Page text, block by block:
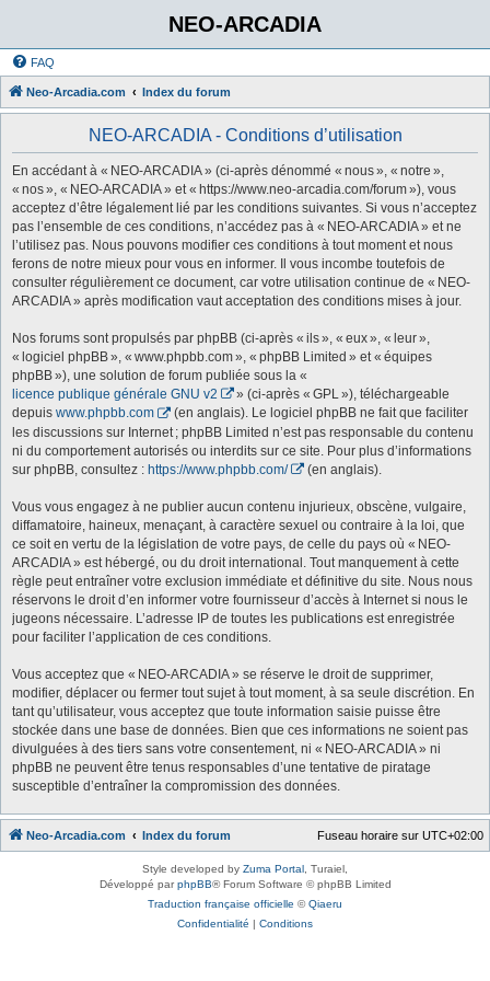
NEO-ARCADIA
FAQ
Neo-Arcadia.com Index du forum
NEO-ARCADIA - Conditions d’utilisation
En accédant à « NEO-ARCADIA » (ci-après dénommé « nous », « notre »,
« nos », « NEO-ARCADIA » et « https://www.neo-arcadia.com/forum »), vous
acceptez d’être légalement lié par les conditions suivantes. Si vous n’acceptez
pas l’ensemble de ces conditions, n’accédez pas à « NEO-ARCADIA » et ne
l’utilisez pas. Nous pouvons modifier ces conditions à tout moment et nous
ferons de notre mieux pour vous en informer. Il vous incombe toutefois de
consulter régulièrement ce document, car votre utilisation continue de « NEO-
ARCADIA » après modification vaut acceptation des conditions mises à jour.
Nos forums sont propulsés par phpBB (ci-après « ils », « eux », « leur »,
« logiciel phpBB », « www.phpbb.com », « phpBB Limited » et « équipes
phpBB »), une solution de forum publiée sous la «
licence publique générale GNU v2
» (ci-après « GPL »), téléchargeable
depuis www.phpbb.com
(en anglais). Le logiciel phpBB ne fait que faciliter
les discussions sur Internet ; phpBB Limited n’est pas responsable du contenu
ni du comportement autorisés ou interdits sur ce site. Pour plus d’informations
sur phpBB, consultez : https://www.phpbb.com/ (en anglais).
Vous vous engagez à ne publier aucun contenu injurieux, obscène, vulgaire,
diffamatoire, haineux, menaçant, à caractère sexuel ou contraire à la loi, que
ce soit en vertu de la législation de votre pays, de celle du pays où « NEO-
ARCADIA » est hébergé, ou du droit international. Tout manquement à cette
règle peut entraîner votre exclusion immédiate et définitive du site. Nous nous
réservons le droit d’en informer votre fournisseur d’accès à Internet si nous le
jugeons nécessaire. L’adresse IP de toutes les publications est enregistrée
pour faciliter l’application de ces conditions.
Vous acceptez que « NEO-ARCADIA » se réserve le droit de supprimer,
modifier, déplacer ou fermer tout sujet à tout moment, à sa seule discrétion. En
tant qu’utilisateur, vous acceptez que toute information saisie puisse être
stockée dans une base de données. Bien que ces informations ne soient pas
divulguées à des tiers sans votre consentement, ni « NEO-ARCADIA » ni
phpBB ne peuvent être tenus responsables d’une tentative de piratage
susceptible d’entraîner la compromission des données.
Neo-Arcadia.com Index du forum Fuseau horaire sur UTC+02:00
Style developed by Zuma Portal , Turaiel,
Développé parphpBB® Forum Software © phpBB Limited
Traduction française officielle ©Qiaeru
Confidentialité | Conditions